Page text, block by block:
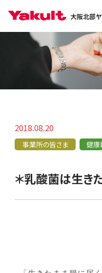
大阪北部
2018.08.20
事業所の皆さま 健康
＊乳酸菌は生き